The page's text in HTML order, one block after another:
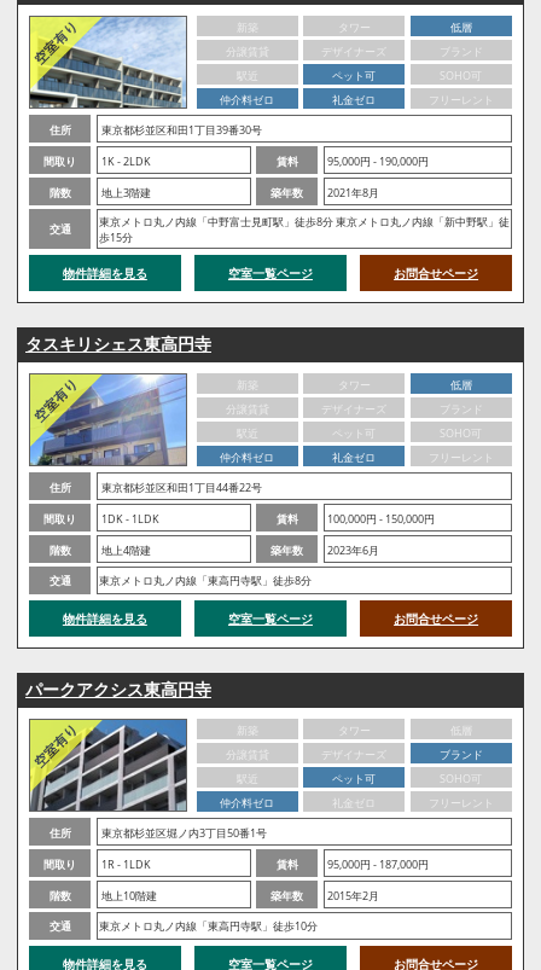
新築 タワー
低層
分譲賃貸
デザイナーズ
ブランド
駅近
ペット可
SOHO可
仲介料ゼロ
礼金ゼロ
フリーレント
住所
東京都杉並区和田1丁目39番30号
間取り
1K - 2LDK 賃料
95,000円 - 190,000円
階数
地上3階建 築年数 2021年8月
交通
東京メトロ丸ノ内線「中野富士見町駅」徒歩8分 東京メトロ丸ノ内線「新中野駅」徒
歩15分
物件詳細を見る 空室一覧ページ お問合せページ
タスキリシェス東高円寺
新築 タワー
低層
分譲賃貸
デザイナーズ
ブランド
駅近
ペット可
SOHO可
仲介料ゼロ
礼金ゼロ
フリーレント
住所
東京都杉並区和田1丁目44番22号
間取り
1DK - 1LDK 賃料
100,000円 - 150,000円
階数
地上4階建 築年数
2023年6月
交通
東京メトロ丸ノ内線「東高円寺駅」徒歩8分
物件詳細を見る 空室一覧ページ お問合せページ
パークアクシス東高円寺
新築 タワー
低層
分譲賃貸
デザイナーズ
ブランド
駅近
ペット可
SOHO可
仲介料ゼロ
礼金ゼロ
フリーレント
住所
東京都杉並区堀ノ内3丁目50番1号
間取り
1R - 1LDK 賃料
95,000円 - 187,000円
階数
地上10階建 築年数
2015年2月
交通
東京メトロ丸ノ内線「東高円寺駅」徒歩10分
物件詳細を見る 空室一覧ページ お問合せページ